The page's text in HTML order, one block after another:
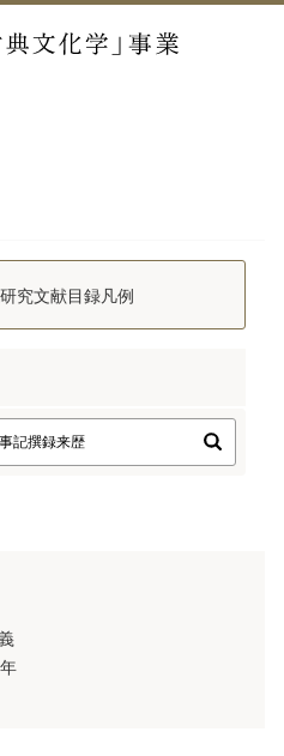
究文献目録凡例